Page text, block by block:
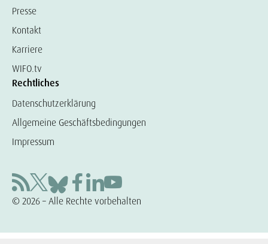
Presse
Kontakt
Karriere
WIFO.tv
Rechtliches
Datenschutzerklärung
Allgemeine Geschäftsbedingungen
Impressum
© 2026 – Alle Rechte vorbehalten